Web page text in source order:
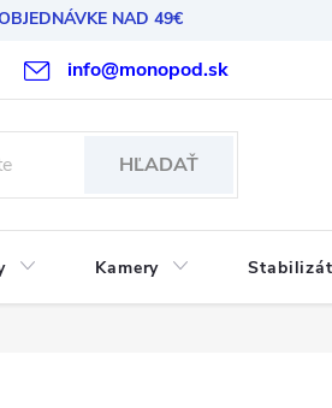
NAD 49€
info@monopod.sk
Reklamácia a vrátenie
HĽADAŤ
Kamery